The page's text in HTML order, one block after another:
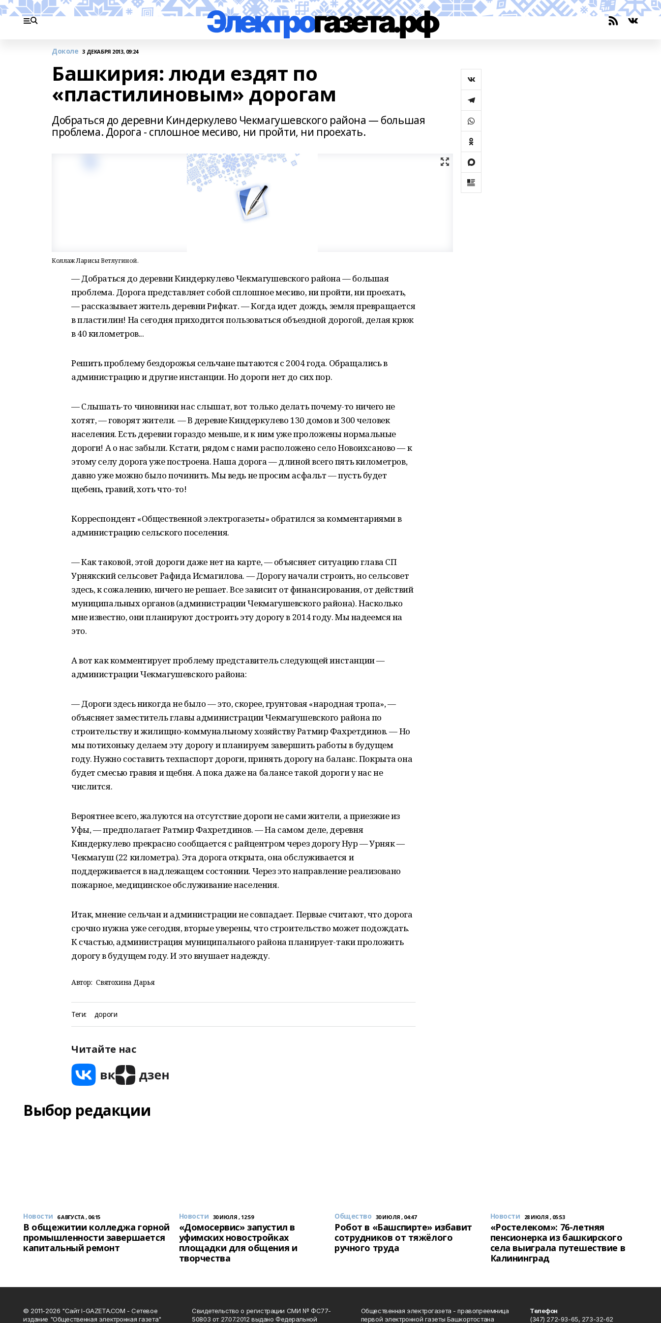
Доколе 3 ДЕКАБРЯ 2013, 09:24
Башкирия: люди ездят по
«пластилиновым» дорогам
Добраться до деревни Киндеркулево Чекмагушевского района — большая
проблема. Дорога - сплошное месиво, ни пройти, ни проехать.
Коллаж Ларисы Ветлугиной.
— Добраться до деревни Киндеркулево Чекмагушевского района — большая
проблема. Дорога представляет собой сплошное месиво, ни пройти, ни проехать,
— рассказывает житель деревни Рифкат. — Когда идет дождь, земля превращается
в пластилин! На сегодня приходится пользоваться объездной дорогой, делая крюк
в 40 километров...
Решить проблему бездорожья сельчане пытаются с 2004 года. Обращались в
администрацию и другие инстанции. Но дороги нет до сих пор.
— Слышать-то чиновники нас слышат, вот только делать почему-то ничего не
хотят, — говорят жители. — В деревне Киндеркулево 130 домов и 300 человек
населения. Есть деревни гораздо меньше, и к ним уже проложены нормальные
дороги! А о нас забыли. Кстати, рядом с нами расположено село Новоихсаново — к
этому селу дорога уже построена. Наша дорога — длиной всего пять километров,
давно уже можно было починить. Мы ведь не просим асфальт — пусть будет
щебень, гравий, хоть что-то!
Корреспондент «Общественной электрогазеты» обратился за комментариями в
администрацию сельского поселения.
— Как таковой, этой дороги даже нет на карте, — объясняет ситуацию глава СП
Урнякский сельсовет Рафида Исмагилова. — Дорогу начали строить, но сельсовет
здесь, к сожалению, ничего не решает. Все зависит от финансирования, от действий
муниципальных органов (администрации Чекмагушевского района). Насколько
мне известно, они планируют достроить эту дорогу в 2014 году. Мы надеемся на
это.
А вот как комментирует проблему представитель следующей инстанции —
администрации Чекмагушевского района:
— Дороги здесь никогда не было — это, скорее, грунтовая «народная тропа», —
объясняет заместитель главы администрации Чекмагушевского района по
строительству и жилищно-коммунальному хозяйству Ратмир Фахретдинов. — Но
мы потихоньку делаем эту дорогу и планируем завершить работы в будущем
году. Нужно составить техпаспорт дороги, принять дорогу на баланс. Покрыта она
будет смесью гравия и щебня. А пока даже на балансе такой дороги у нас не
числится.
Вероятнее всего, жалуются на отсутствие дороги не сами жители, а приезжие из
Уфы, — предполагает Ратмир Фахретдинов. — На самом деле, деревня
Киндеркулево прекрасно сообщается с райцентром через дорогу Нур — Урняк —
Чекмагуш (22 километра). Эта дорога открыта, она обслуживается и
поддерживается в надлежащем состоянии. Через это направление реализовано
пожарное, медицинское обслуживание населения.
Итак, мнение сельчан и администрации не совпадает. Первые считают, что дорога
срочно нужна уже сегодня, вторые уверены, что строительство может подождать.
К счастью, администрация муниципального района планирует-таки проложить
дорогу в будущем году. И это внушает надежду.
Автор: Святохина Дарья
Теги: дороги
Читайте нас
Выбор редакции
Новости 6 АВГУСТА , 06:15
В общежитии колледжа горной
промышленности завершается
капитальный ремонт
Новости 30 ИЮЛЯ , 12:59
«Домосервис» запустил в
уфимских новостройках
площадки для общения и
творчества
Общество 30 ИЮЛЯ , 04:47
Робот в «Башспирте» избавит
сотрудников от тяжёлого
ручного труда
Новости 28 ИЮЛЯ , 05:53
«Ростелеком»: 76-летняя
пенсионерка из башкирского
села выиграла путешествие в
Калининград
© 2011-2026 "Сайт I-GAZETA.COM - Сетевое
издание "Общественная электронная газета"
Свидетельство о регистрации СМИ № ФС77-
50803 от 27.07.2012 выдано Федеральной
Общественная электрогазета - правопреемница
первой электронной газеты Башкортостана
Телефон
(347) 272-93-65, 273-32-62